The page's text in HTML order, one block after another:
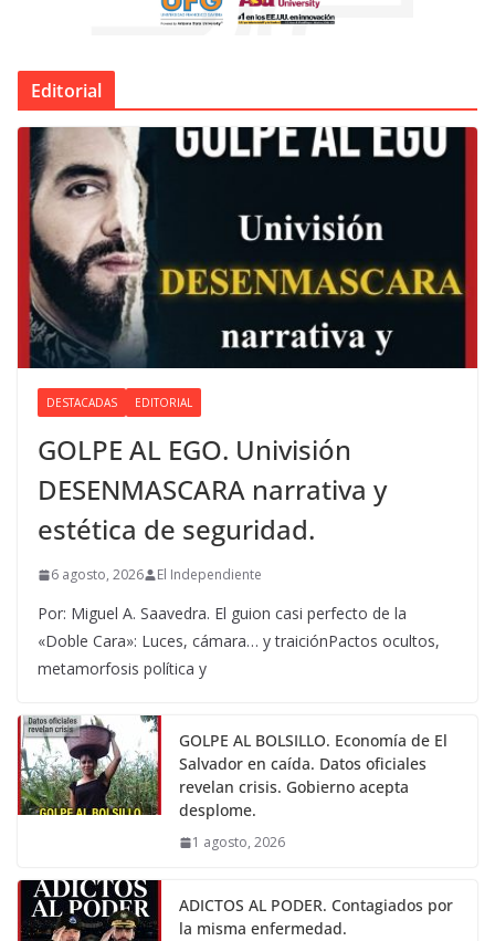
Editorial
DESTACADAS EDITORIAL
GOLPE AL EGO. Univisión
DESENMASCARA narrativa y
estética de seguridad.
6 agosto, 2026 El Independiente
Por: Miguel A. Saavedra. El guion casi perfecto de la
«Doble Cara»: Luces, cámara… y traiciónPactos ocultos,
metamorfosis política y
GOLPE AL BOLSILLO. Economía de El
Salvador en caída. Datos oficiales
revelan crisis. Gobierno acepta
desplome.
1 agosto, 2026
ADICTOS AL PODER. Contagiados por
la misma enfermedad.